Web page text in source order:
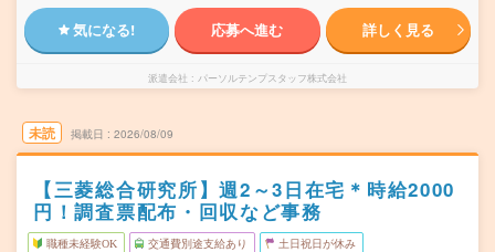
気になる! 応募へ進む 詳しく見る
派遣会社 パーソルテンプスタッフ株式会社
未読 掲載日 2026/08/09
【三菱総合研究所】週2～3日在宅＊時給2000
円！調査票配布・回収など事務
職種未経験OK 交通費別途支給あり 土日祝日が休み